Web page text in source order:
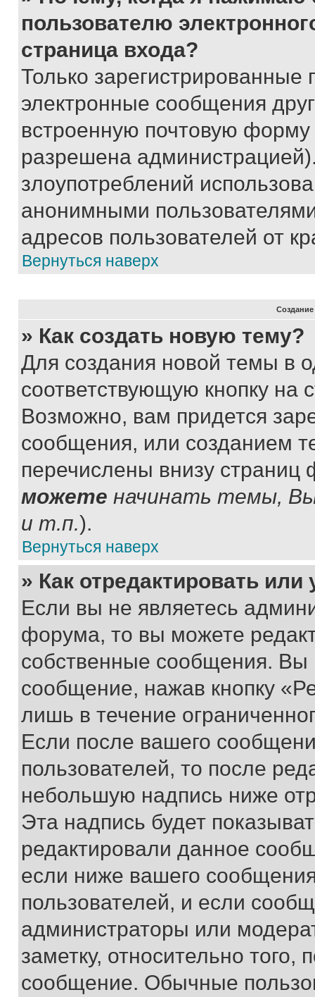
пользователю
страница входа?
Только зарегистрированные
электронные сообщения
встроенную почтовую
разрешена
злоупотреблений
анонимными
адресов пользователей от
Вернуться наверх
» Как создать новую тему?
Для создания новой темы в
соответствующую кнопку
Возможно, вам придется
сообщения, или созданием
перечислены внизу
можете начинать темы,
и т.п.).
Вернуться наверх
» Как отредактировать
Если вы не являетесь
форума, то вы можете
собственные сообщения. Вы
сообщение, нажав кнопку
лишь в течение
Если после вашего
пользователей, то после
небольшую надпись ниже
Эта надпись будет
редактировали данное
если ниже вашего
пользователей, и если
администраторы или
заметку, относительно
сообщение. Обычные